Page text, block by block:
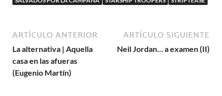
ARTÍCULO ANTERIOR
La alternativa | Aquella
casa en las afueras
(Eugenio Martín)
ARTÍCULO SIGUIENTE
Neil Jordan… a examen (II)